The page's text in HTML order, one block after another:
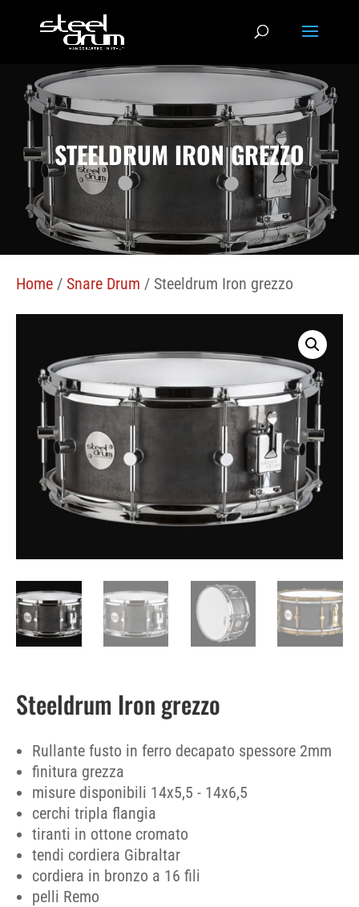
STEELDRUM IRON GREZZO
Home / Snare Drum / Steeldrum Iron grezzo
Steeldrum Iron grezzo
Rullante fusto in ferro decapato spessore 2mm
finitura grezza
misure disponibili 14x5,5 - 14x6,5
cerchi tripla flangia
tiranti in ottone cromato
tendi cordiera Gibraltar
cordiera in bronzo a 16 fili
pelli Remo